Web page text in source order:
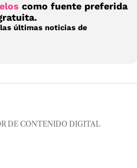
como fuente preferida
últimas noticias de
DE CONTENIDO DIGITAL